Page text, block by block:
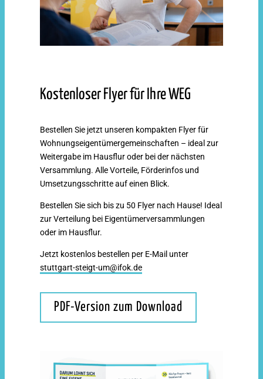
Kostenloser Flyer für Ihre WEG
Bestellen Sie jetzt unseren kompakten Flyer für
Wohnungseigentümergemeinschaften – ideal zur
Weitergabe im Hausflur oder bei der nächsten
Versammlung. Alle Vorteile, Förderinfos und
Umsetzungsschritte auf einen Blick.
Bestellen Sie sich bis zu 50 Flyer nach Hause! Ideal
zur Verteilung bei Eigentümerversammlungen
oder im Hausflur.
Jetzt kostenlos bestellen per E-Mail unter
stuttgart-steigt-um@ifok.de
PDF-Version zum Download